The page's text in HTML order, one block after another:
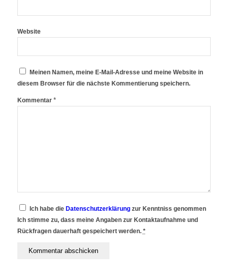
Website
Meinen Namen, meine E-Mail-Adresse und meine Website in
diesem Browser für die nächste Kommentierung speichern.
Kommentar *
Ich habe die Datenschutzerklärungzur Kenntniss genommen
Ich stimme zu, dass meine Angaben zur Kontaktaufnahme und
Rückfragen dauerhaft gespeichert werden. *